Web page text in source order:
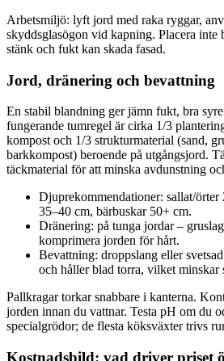
Arbetsmiljö: lyft jord med raka ryggar,
skyddsglasögon vid kapning. Placera inte
stänk och fukt kan skada fasad.
Jord, dränering och bevattning
En stabil blandning ger jämn fukt, bra
fungerande tumregel är cirka 1/3
kompost och 1/3 strukturmaterial (sand,
barkkompost) beroende på utgångsjord.
täckmaterial för att minska avdunstning
Djuprekommendationer: sallat/
35–40 cm, bärbuskar 50+ cm.
Dränering: på tunga jordar –
komprimera jorden för hårt.
Bevattning: droppslang eller
och håller blad torra, vilket minskar
Pallkragar torkar snabbare i kanterna.
jorden innan du vattnar. Testa pH om du
specialgrödor; de flesta köksväxter trivs
Kostnadsbild: vad driver priset